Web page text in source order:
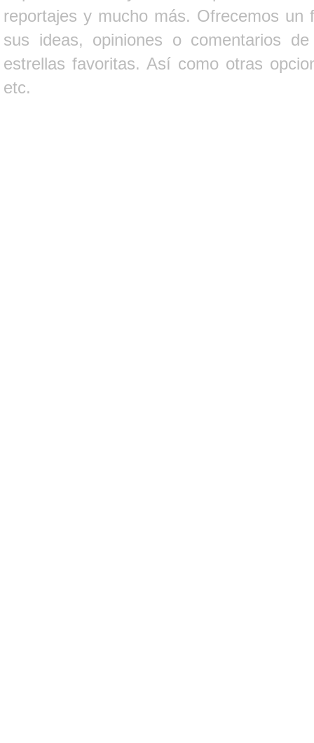
reportajes y mucho más. Ofrecemos un
sus ideas, opiniones o comentarios
estrellas favoritas. Así como otras
etc.